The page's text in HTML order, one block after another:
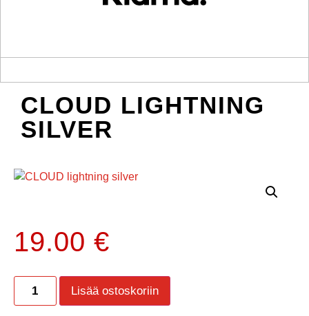
CLOUD LIGHTNING
SILVER
19.00 €
Lisää ostoskoriin